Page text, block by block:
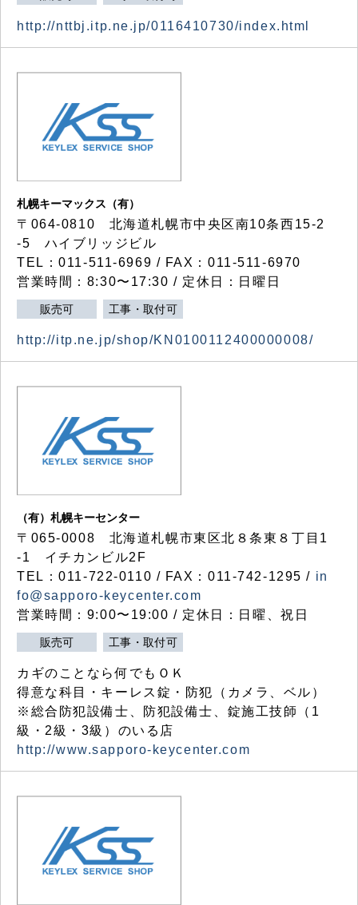
http://nttbj.itp.ne.jp/0116410730/index.html
札幌キーマックス（有）
〒064-0810 北海道札幌市中央区南10条西15-2
-5 ハイブリッジビル
TEL：011-511-6969 / FAX：011-511-6970
営業時間：8:30〜17:30 / 定休日：日曜日
販売可 工事・取付可
http://itp.ne.jp/shop/KN0100112400000008/
（有）札幌キーセンター
〒065-0008 北海道札幌市東区北８条東８丁目1
-1 イチカンビル2F
TEL：011-722-0110 / FAX：011-742-1295 / in
fo@sapporo-keycenter.com
営業時間：9:00〜19:00 / 定休日：日曜、祝日
販売可 工事・取付可
カギのことなら何でもＯＫ
得意な科目・キーレス錠・防犯（カメラ、ベル）
※総合防犯設備士、防犯設備士、錠施工技師（1
級・2級・3級）のいる店
http://www.sapporo-keycenter.com